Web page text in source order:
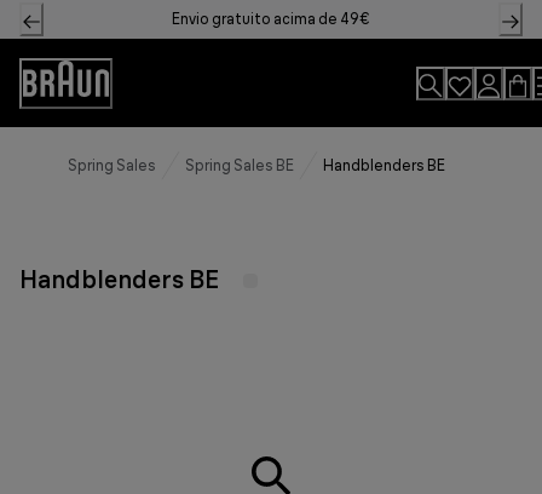
Skip
to
Content
Envio gratuito acima de 49€
Declaração
de
acessibilidade
Spring Sales Spring Sales BE Handblenders BE
Handblenders BE